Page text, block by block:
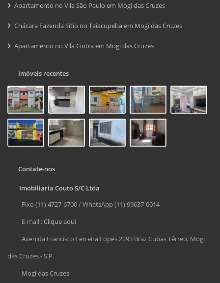
Apartamento no Vila São Paulo em Mogi das Cruzes
Chácara Fazenda Sítio no Taiacupeba em Mogi das Cruzes
Apartamento no Vila Cintra em Mogi das Cruzes
Imóveis recentes
Contate-nos
Imobiliaria Couto S/C Ltda
Fixo (11) 4727-6700 / WhatsApp (11) 99637-0014
E-mail :Clique aqui
Avenida Francisco Ferreira Lopes 2293 Braz Cubas Térreo, Mogi
das Cruzes - S.P.
Mogi das Cruzes